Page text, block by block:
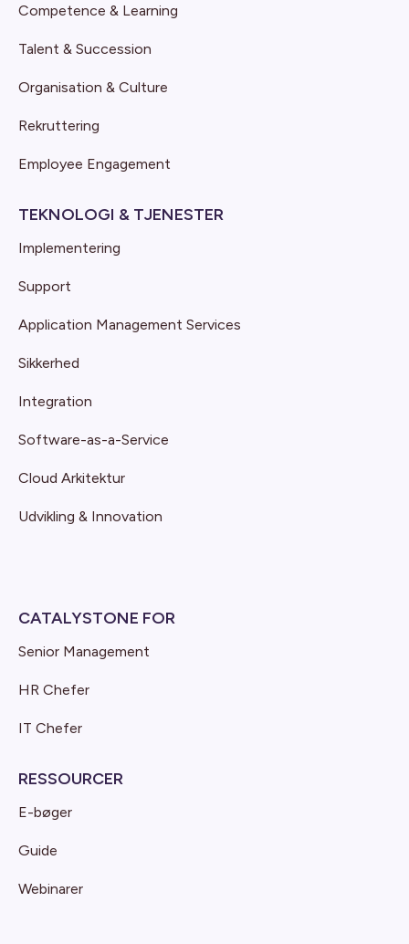
Competence & Learning
Talent & Succession
Organisation & Culture
Rekruttering
Employee Engagement
TEKNOLOGI & TJENESTER
Implementering
Support
Application Management Services
Sikkerhed
Integration
Software-as-a-Service
Cloud Arkitektur
Udvikling & Innovation
CATALYSTONE FOR
Senior Management
HR Chefer
IT Chefer
RESSOURCER
E-bøger
Guide
Webinarer